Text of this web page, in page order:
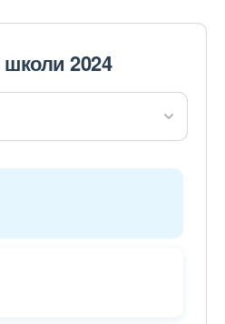
школи 2024